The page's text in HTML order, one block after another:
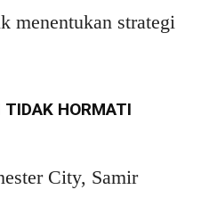
menentukan strategi
HORMATI
City, Samir